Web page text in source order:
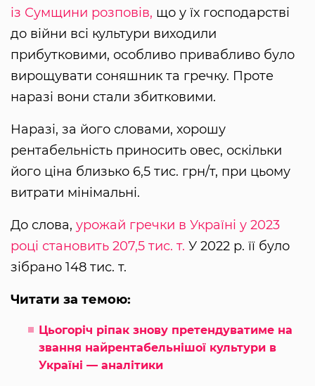
із Сумщини розповів, що у їх господарстві
до війни всі культури виходили
прибутковими, особливо привабливо було
вирощувати соняшник та гречку. Проте
наразі вони стали збитковими.
Наразі, за його словами, хорошу
рентабельність приносить овес, оскільки
його ціна близько 6,5 тис. грн/т, при цьому
витрати мінімальні.
До слова, урожай гречки в Україні у 2023
році становить 207,5 тис. т. У 2022 р. її було
зібрано 148 тис. т.
Читати за темою:
Цьогоріч ріпак знову претендуватиме на
звання найрентабельнішої культури в
Україні — аналітики